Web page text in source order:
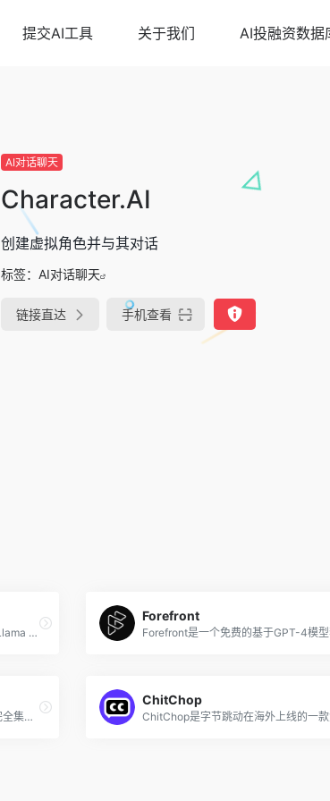
提交AI工具 关于我们 AI投融资数据
AI对话聊天
Character.AI
创建虚拟角色并与其对话
标签： AI对话聊天
链接直达 手机查看
Meta AI助手是Meta公司推出的一款基于Llama 3模型的免费AI聊天机器人，被集成在Facebook、Instagram、WhatsApp和Messenger等Meta旗下的社交应用和网页版Meta.ai中。
Forefront
Inworld 为人工智能虚拟角色提供了一个完全集成的平台，它在大语言模型（LLM）的基础上开发，并拓展了可配置的安全性、知识、内存、叙事控制、多模态等特性。用户可以通过该平台塑造具有独特个性和背景意识的虚拟人物，并可以无缝集成到实时应用程序中，内置规模和性能优化功能。
ChitChop